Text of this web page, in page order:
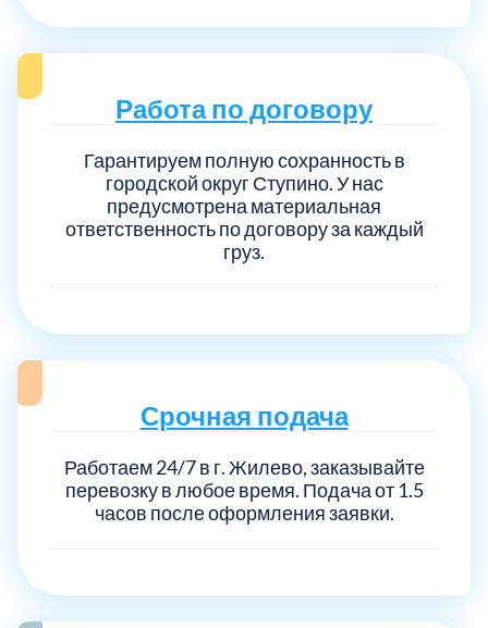
Работа по договору
Гарантируем полную сохранность в
городской округ Ступино. У нас
предусмотрена материальная
ответственность по договору за каждый
груз.
Срочная подача
Работаем 24/7 в г. Жилево, заказывайте
перевозку в любое время. Подача от 1.5
часов после оформления заявки.
Выберите город: